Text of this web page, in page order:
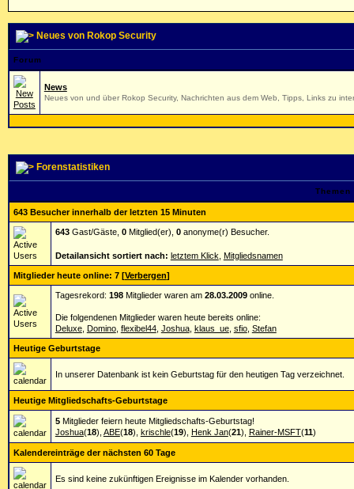
Neues von Rokop Security
Forum
News
Neues von und über Rokop Security, Nachrichten aus dem Web, Tipps, Links zu
Forenstatistiken
Themen
643 Besucher innerhalb der letzten 15 Minuten
643Gast/Gäste, 0Mitglied(er), 0anonyme(r) Besucher.
Detailansicht sortiert nach: letztem Klick Mitgliedsnamen
Mitglieder heute online: 7 [Verbergen]
Tagesrekord: 198Mitglieder waren am 28.03.2009online.
Die folgendenen Mitglieder waren heute bereits online:
Deluxe, Domino, flexibel44, Joshua, klaus_ue, sfio, Stefan
Heutige Geburtstage
In unserer Datenbank ist kein Geburtstag für den heutigen Tag verzeichnet.
Heutige Mitgliedschafts-Geburtstage
5Mitglieder feiern heute Mitgliedschafts-Geburtstag!
Joshua(18), ABE(18), krischle(19), Henk Jan(21), Rainer-MSFT(11)
Kalendereinträge der nächsten 60 Tage
Es sind keine zukünftigen Ereignisse im Kalender vorhanden.